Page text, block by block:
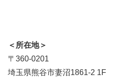
＜所在地＞
〒360-0201
埼玉県熊谷市妻沼1861-2 1F